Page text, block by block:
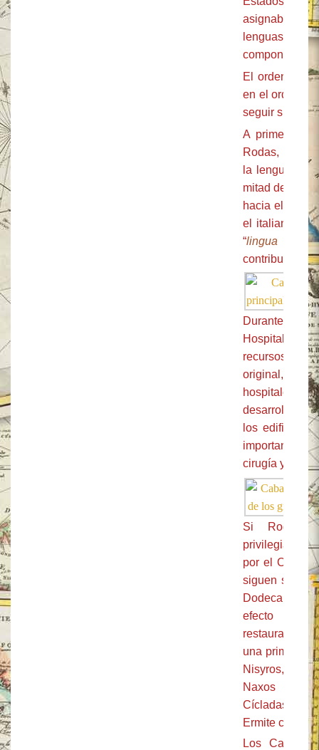
asignaban a
lenguas: la
componía de
El orden
en el orden
seguir siendo
A primer
Rodas, los
la lengua
mitad del
hacia el latín,
el italiano. La
“lingua
Durante los
Hospitalarios
recursos,
original, a
hospitales,
desarrollan, y
los edificios,
importancia
cirugía y
Si Rodas
privilegiado
por el Orden
siguen
Dodecaneso.
efecto
restauradas
una primer
Nisyros,
Naxos
Cícladas, se
Ermite
Los